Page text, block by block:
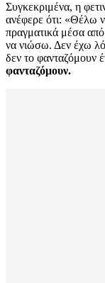
Συγκεκριμένα, η
ανέφερε ότι: «Θέλω
πραγματικά μέσα από
να νιώσω. Δεν έχω
δεν το φανταζόμουν
φανταζόμουν.